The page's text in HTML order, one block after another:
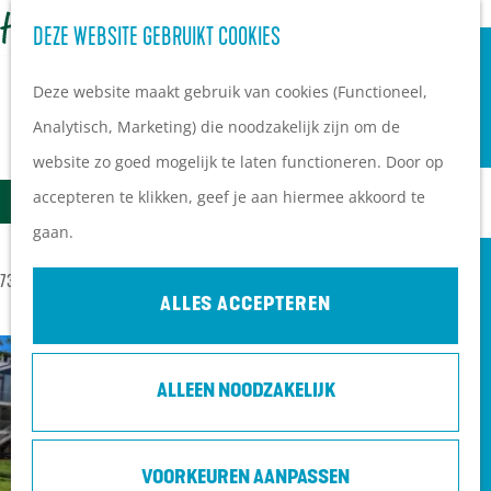
DEZE WEBSITE GEBRUIKT COOKIES
Deze website maakt gebruik van cookies (Functioneel,
Analytisch, Marketing) die noodzakelijk zijn om de
website zo goed mogelijk te laten functioneren. Door op
accepteren te klikken, geef je aan hiermee akkoord te
gaan.
ALLES ACCEPTEREN
ALLEEN NOODZAKELIJK
VOORKEUREN AANPASSEN
G
o
e
Z
e
k
e
n
e
n
u
Vakantieparken
Hotels
B&B's
bezoekers
Arrangementen en acties
Blogs over de Heuvelrug
Praktische informatie
Hoe kom ik op de
ALLE LOCATIES OP DE HEUVELRUG
A
T
O
E
K
J
Filter
o
e
e
r
o
p
73 T/M 96 VAN 506 RESULTATEN
S
r
t
e
e
r